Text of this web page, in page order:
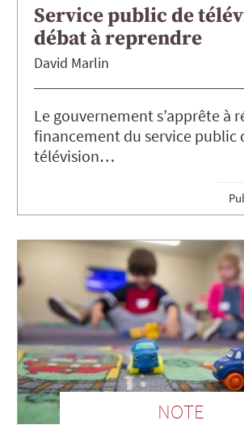
Service public de
débat à reprendre
David Marlin
Le gouvernement s’apprête à
financement du service public
télévision…
NOTE